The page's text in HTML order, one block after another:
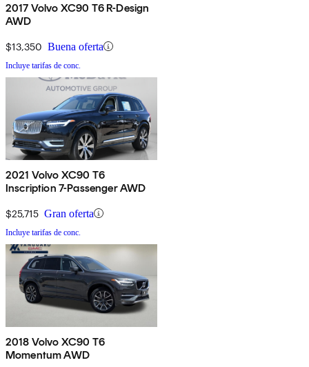
2017 Volvo XC90 T6 R-Design
AWD
$13,350 Buena oferta
Incluye tarifas de conc.
2021 Volvo XC90 T6
Inscription 7-Passenger AWD
$25,715 Gran oferta
Incluye tarifas de conc.
2018 Volvo XC90 T6
Momentum AWD